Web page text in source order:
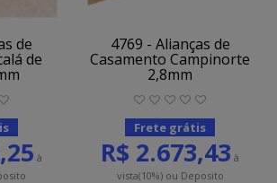
de
de
à
4769 - Alianças de
Casamento Campinorte
2,8mm
Frete grátis
R$ 2.673,43 à
vista(10%)ou Deposito